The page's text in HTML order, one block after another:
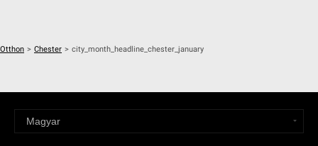
Otthon > Chester > city_month_headline_chester_january